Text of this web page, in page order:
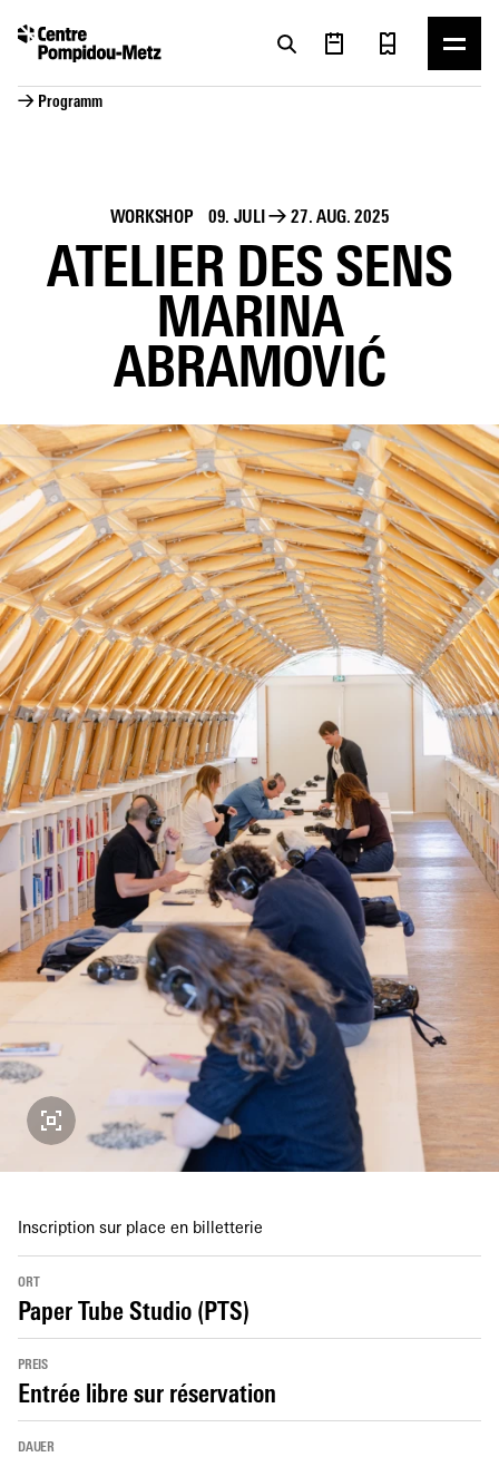
→ Programm
WORKSHOP 09. JULI → 27. AUG. 2025
ATELIER DES SENS
MARINA
ABRAMOVIĆ
Inscription sur place en billetterie
ORT
Paper Tube Studio (PTS)
PREIS
Entrée libre sur réservation
DAUER